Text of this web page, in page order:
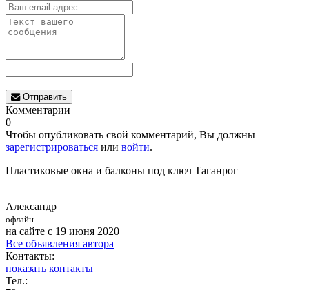
Отправить
Комментарии
0
Чтобы опубликовать свой комментарий, Вы должны
зарегистрироваться или войти.
Пластиковые окна и балконы под ключ Таганрог
Александр
офлайн
на сайте с 19 июня 2020
Все объявления автора
Контакты:
показать контакты
Тел.: